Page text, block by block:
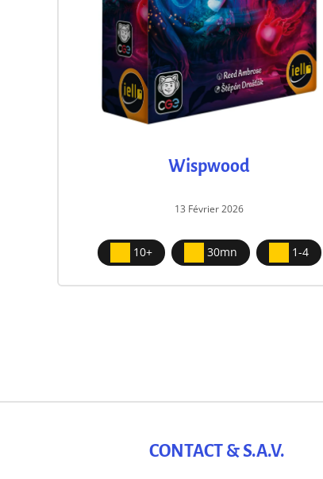
Wispwood
13 Février 2026
10+ 30mn 1-4
CONTACT & S.A.V.